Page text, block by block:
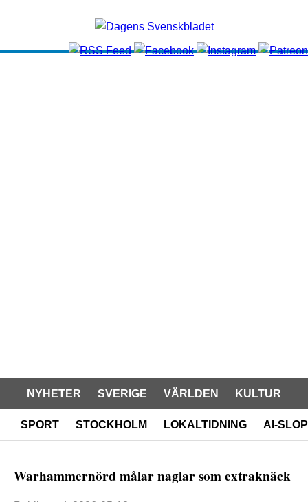
NYHETER SVERIGE VÄRLDEN KULTUR
SPORT STOCKHOLM LOKALTIDNING AI-SLOP
Warhammernörd målar naglar som extraknäck